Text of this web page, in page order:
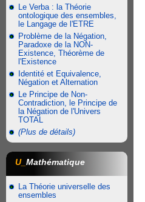
Le Verba : la Théorie
ontologique des ensembles,
le Langage de l'ETRE
Problème de la Négation,
Paradoxe de la NON-
Existence, Théorème de
l'Existence
Identité et Equivalence,
Négation et Alternation
Le Principe de Non-
Contradiction, le Principe de
la Négation de l'Univers
TOTAL
(Plus de détails)
U_ Mathématique
La Théorie universelle des
ensembles